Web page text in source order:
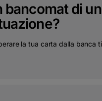
bancomat di
la tua carta dalla banca